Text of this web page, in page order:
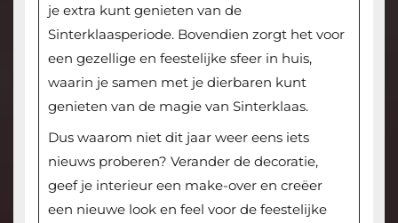
je extra kunt genieten van de
Sinterklaasperiode. Bovendien zorgt het voor
een gezellige en feestelijke sfeer in huis,
waarin je samen met je dierbaren kunt
genieten van de magie van Sinterklaas.
Dus waarom niet dit jaar weer eens iets
nieuws proberen? Verander de decoratie,
geef je interieur een make-over en creëer
een nieuwe look en feel voor de feestelijke